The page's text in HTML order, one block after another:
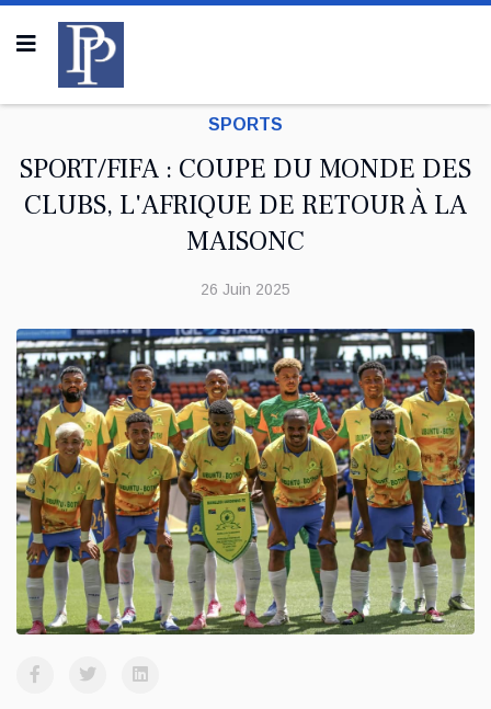
SPORTS
SPORT/FIFA : COUPE DU MONDE DES
CLUBS, L'AFRIQUE DE RETOUR À LA
MAISONC
26 Juin 2025